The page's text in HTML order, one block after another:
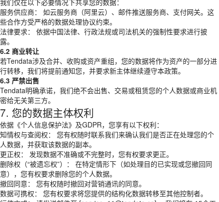
我们仅在以下必要情况下共享您的数据：
服务供应商： 如云服务商（阿里云）、邮件推送服务商、支付网关。这
些合作方受严格的数据处理协议约束。
法律要求： 依据中国法律、行政法规或司法机关的强制性要求进行披
露。
6.2 商业转让
若Tendata涉及合并、收购或资产重组，您的数据将作为资产的一部分进
行转移，我们将提前通知您，并要求新主体继续遵守本政策。
6.3 严禁出售
Tendata明确承诺，我们绝不会出售、交易或租赁您的个人数据或商业机
密给无关第三方。
7. 您的数据主体权利
依据《个人信息保护法》及GDPR，您享有以下权利：
知情权与查阅权： 您有权随时联系我们来确认我们是否正在处理您的个
人数据，并获取该数据的副本。
更正权： 发现数据不准确或不完整时，您有权要求更正。
删除权（“被遗忘权”）： 在特定情形下（如处理目的已实现或您撤回同
意），您有权要求删除您的个人数据。
撤回同意： 您有权随时撤回对营销通讯的同意。
数据可携权： 您有权要求将您提供的结构化数据转移至其他控制者。